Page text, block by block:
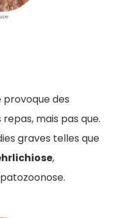
provoque des
mais pas que.
graves telles que
,